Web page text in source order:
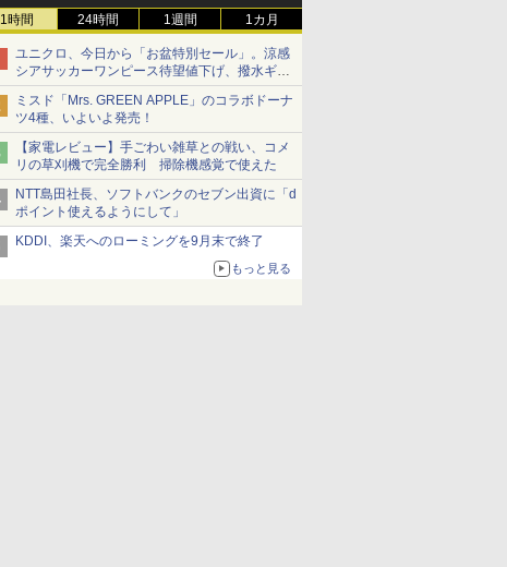
1時間 24時間 1週間 1カ月
ユニクロ、今日から「お盆特別セール」。涼感
シアサッカーワンピース待望値下げ、撥水ギア
ショーツは1990円に
ミスド「Mrs. GREEN APPLE」のコラボドーナ
ツ4種、いよいよ発売！
【家電レビュー】手ごわい雑草との戦い、コメ
リの草刈機で完全勝利 掃除機感覚で使えた
NTT島田社長、ソフトバンクのセブン出資に「d
ポイント使えるようにして」
KDDI、楽天へのローミングを9月末で終了
もっと見る